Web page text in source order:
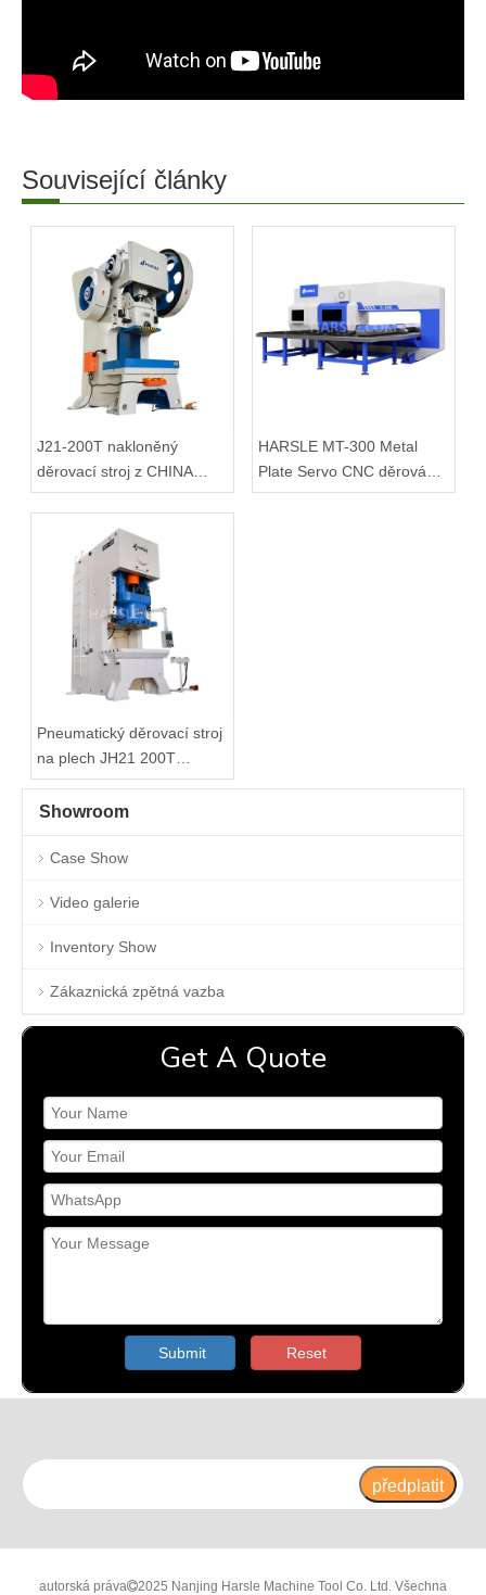
Související články
J21-200T nakloněný
děrovací stroj z CHINA
Factory
HARSLE MT-300 Metal
Plate Servo CNC děrování
věží na prodej
Pneumatický děrovací stroj
na plech JH21 200T
Vysoce přesný
Showroom
Case Show
Video galerie
Inventory Show
Zákaznická zpětná vazba
Get A Quote
Submit Reset
předplatit
autorská práva2025 Nanjing Harsle Machine Tool Co. Ltd. Všechna